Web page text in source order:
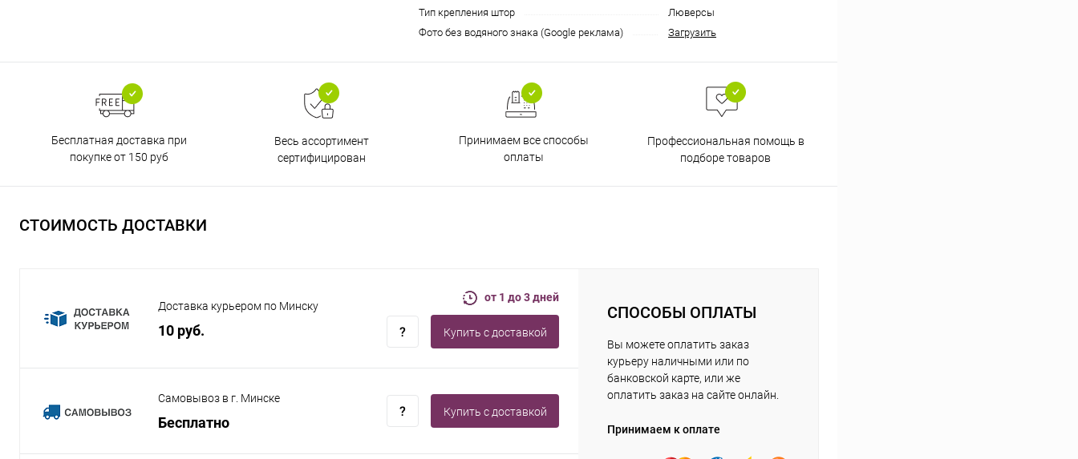
Тип крепления штор
Люверсы
Фото без водяного знака (Google реклама)
Загрузить
Бесплатная доставка при
покупке от 150 руб
Весь ассортимент
сертифицирован
Принимаем все способы
оплаты
Профессиональная помощь в
подборе товаров
СТОИМОСТЬ ДОСТАВКИ
Доставка курьером по Минску
10 руб.
от 1 до 3 дней
Купить c доставкой
Самовывоз в г. Минске
Бесплатно
Купить c доставкой
СПОСОБЫ ОПЛАТЫ
Вы можете оплатить заказ
курьеру наличными или по
банковской карте, или же
оплатить заказ на сайте онлайн.
Принимаем к оплате